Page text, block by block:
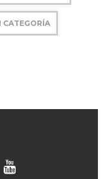
CATEGORÍA